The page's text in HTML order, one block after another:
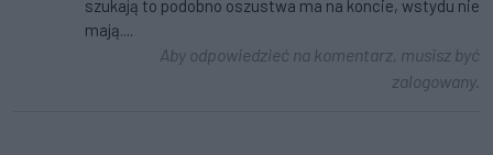
szukają to podobno oszustwa ma na koncie, wstydu nie
mają....
Aby odpowiedzieć na komentarz, musisz być
zalogowany.